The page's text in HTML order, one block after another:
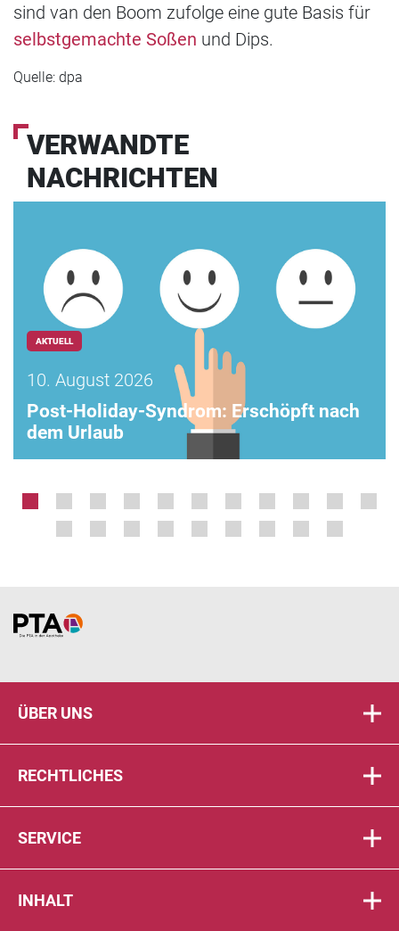
sind van den Boom zufolge eine gute Basis für
selbstgemachte Soßen und Dips.
Quelle: dpa
VERWANDTE
NACHRICHTEN
AKTUELL
10. August 2026
Post-Holiday-Syndrom: Erschöpft nach
dem Urlaub
Home
ÜBER UNS
RECHTLICHES
SERVICE
INHALT